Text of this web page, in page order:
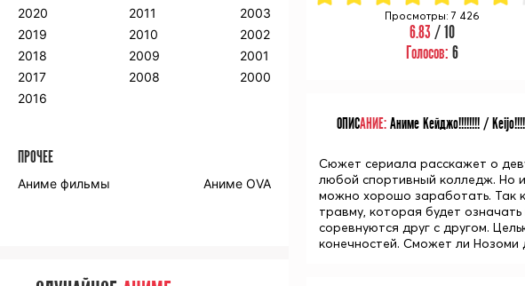
Просмотры: 7 426
6.83/ 10
Голосов:6
ОПИСАНИЕ:Аниме Кейджо!!!!!!!! /
Сюжет сериала расскажет о
любой спортивный колледж. Но
можно хорошо заработать. Так
травму, которая будет
соревнуются друг с другом.
конечностей. Сможет ли Нозоми
2020
2019
2018
2017
2016
2011
2010
2009
2008
2003
2002
2001
2000
ПРОЧЕЕ
Аниме фильмы Аниме OVA